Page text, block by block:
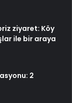
ziyaret: Köy
ile bir araya
2